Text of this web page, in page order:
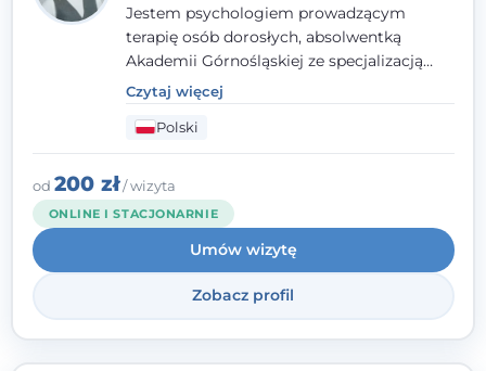
Jestem psychologiem prowadzącym
terapię osób dorosłych, absolwentką
Akademii Górnośląskiej ze specjalizacją
kliniczną. Oferuję konsultacje
psychologiczne i pierwszą pomoc
psychologiczną w kryzysie, przewlekłym
stresie czy obniżonym nastroju. Każde
spotkanie traktuję z szacunkiem,
uważnością i w atmosferze zaufania.
Czytaj więcej
Polski
od 200 zł/ wizyta
ONLINE I STACJONARNIE
Umów wizytę
Zobacz profil